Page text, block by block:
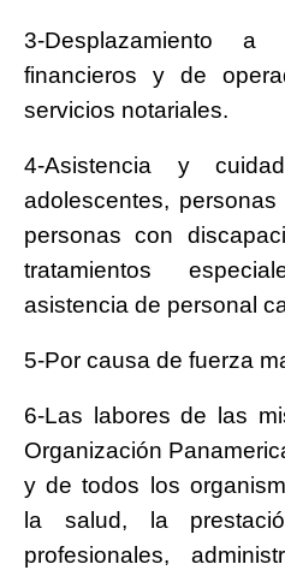
3-Desplazamiento a
financieros y de
servicios notariales.
4-Asistencia y
adolescentes,
personas con
tratamientos
asistencia de personal
5-Por causa de fuerza
6-Las labores de las
Organización
y de todos los
la salud, la
profesionales,